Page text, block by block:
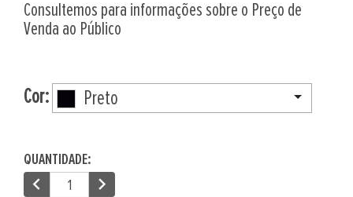
Consultemos para informações sobre o Preço de
Venda ao Público
Cor: Preto
QUANTIDADE:
chevron_left chevron_right